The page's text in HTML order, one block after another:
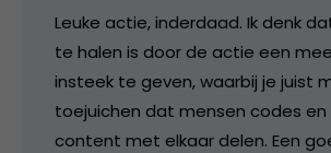
Leuke actie, inderdaad. Ik denk
te halen is door de actie een meer
insteek te geven, waarbij je juist
toejuichen dat mensen codes en
content met elkaar delen. Een